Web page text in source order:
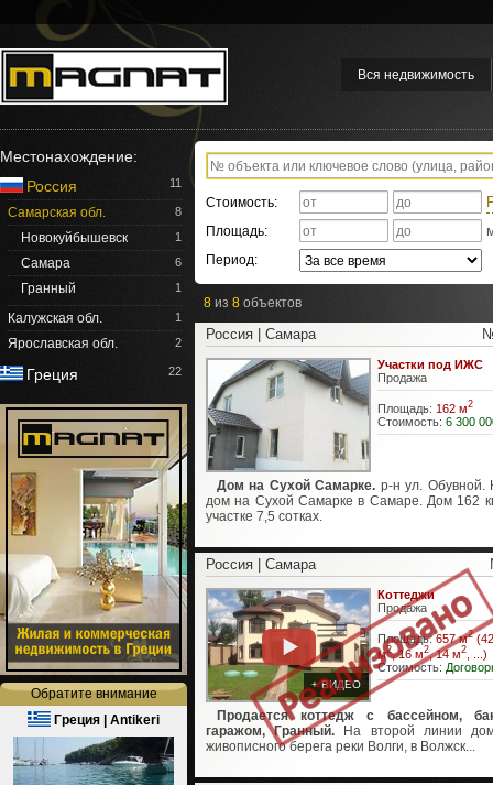
Вся недвижимость
Местонахождение:
Россия
11
Самарская обл. 8
Новокуйбышевск 1
Самара 6
Гранный 1
Калужская обл. 1
Ярославская обл. 2
Греция 22
Обратите внимание
Греция | Antikeri
Стоимость:
Площадь:
Период:
8 из 8 объектов
Россия | Самара
Участки под ИЖС
Продажа
Площадь: 162 м2
Стоимость: 6 300
Дом на Сухой Самарке. р-н ул. Обувной.
дом на Сухой Самарке в Самаре. Дом 162
участке 7,5 сотках.
Россия | Самара
+ ВИДЕО
Коттеджи
Продажа
Площадь:657 м2
м2, 16 м2, 14 м2 , ...)
Стоимость:
Продается коттедж с бассейном,
гаражом, Гранный. На второй линии
живописного берега реки Волги, в Волжск...